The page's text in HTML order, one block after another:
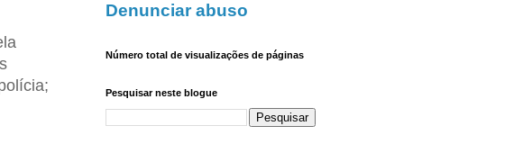
Denunciar abuso
Número total de visualizações de páginas
Pesquisar neste blogue